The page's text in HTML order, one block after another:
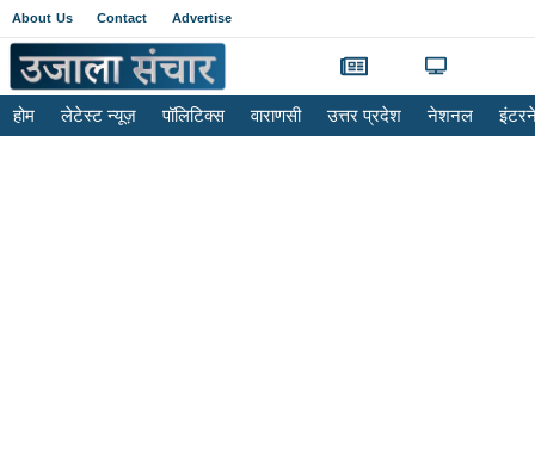
About Us Contact Advertise
होम लेटेस्ट न्यूज़ पॉलिटिक्स वाराणसी उत्तर प्रदेश नेशनल